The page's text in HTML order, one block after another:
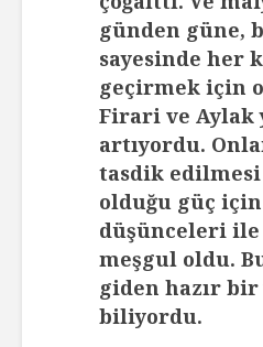
günden güne,
sayesinde her
geçirmek için
Firari ve Aylak
artıyordu.
tasdik edilmesi
olduğu güç
düşünceleri ile
meşgul oldu.
giden hazır
biliyordu.